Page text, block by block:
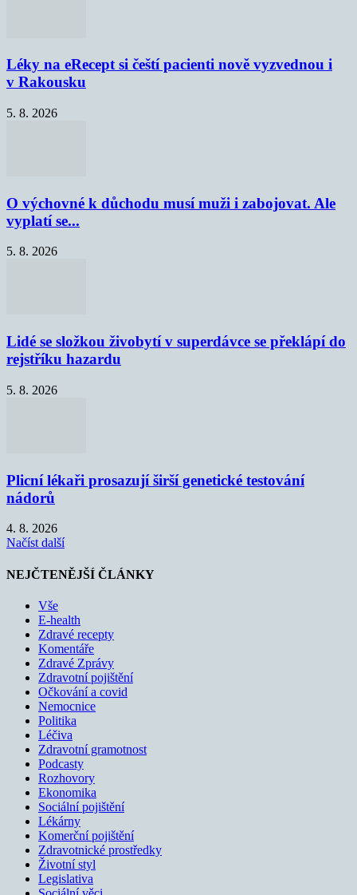
Léky na eRecept si čeští pacienti nově vyzvednou i
v Rakousku
5. 8. 2026
O výchovné k důchodu musí muži i zabojovat. Ale
vyplatí se...
5. 8. 2026
Lidé se složkou živobytí v superdávce se překlápí do
rejstříku hazardu
5. 8. 2026
Plicní lékaři prosazují širší genetické testování
nádorů
4. 8. 2026
Načíst další
NEJČTENĚJŠÍ ČLÁNKY
Vše
E-health
Zdravé recepty
Komentáře
Zdravé Zprávy
Zdravotní pojištění
Očkování a covid
Nemocnice
Politika
Léčiva
Zdravotní gramotnost
Podcasty
Rozhovory
Ekonomika
Sociální pojištění
Lékárny
Komerční pojištění
Zdravotnické prostředky
Životní styl
Legislativa